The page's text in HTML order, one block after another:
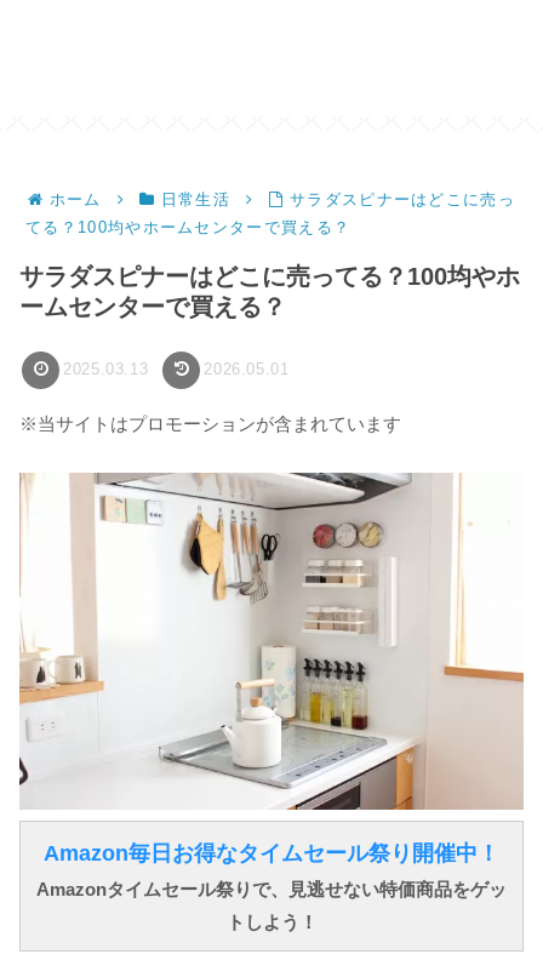
ホーム 日常生活
サラダスピナーはどこに売っ
てる？100均やホームセンターで買える？
サラダスピナーはどこに売ってる？100均やホ
ームセンターで買える？
2025.03.13 2026.05.01
※当サイトはプロモーションが含まれています
Amazon毎日お得なタイムセール祭り開催中！
Amazonタイムセール祭りで、見逃せない特価商品をゲッ
トしよう！